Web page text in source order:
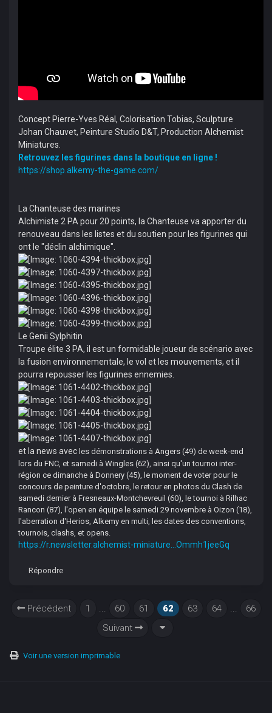
Concept Pierre-Yves Réal, Colorisation Tobias, Sculpture
Johan Chauvet, Peinture Studio D&T, Production Alchemist
Miniatures.
Retrouvez les figurines dans la boutique en ligne !
https://shop.alkemy-the-game.com/
La Chanteuse des marines
Alchimiste 2 PA pour 20 points, la Chanteuse va apporter du
renouveau dans les listes et du soutien pour les figurines qui
ont le "déclin alchimique".
Le Genii Sylphitin
Troupe élite 3 PA, il est un formidable joueur de scénario avec
la fusion environnementale, le vol et les mouvements, et il
pourra repousser les figurines ennemies.
et la news avec les démonstrations à Angers (49) de week-end
lors du FNC, et samedi à Wingles (62), ainsi qu'un tournoi inter-
région ce dimanche à Donnery (45), le moment de voter pour le
concours de peinture d'octobre, le retour en photos du Clash de
samedi dernier à Fresneaux-Montchevreuil (60), le tournoi à Rilhac
Rancon (87), l'open en équipe le samedi 29 novembre à Oizon (18),
l'aberration d'Herios, Alkemy en multi, les dates des conventions,
tournois, clashs, et opens.
https://r.newsletter.alchemist-miniature...Ommh1jeeGq
Répondre
Précédent 1 ... 60 61 62 63 64 ...
66
Suivant
Voir une version imprimable